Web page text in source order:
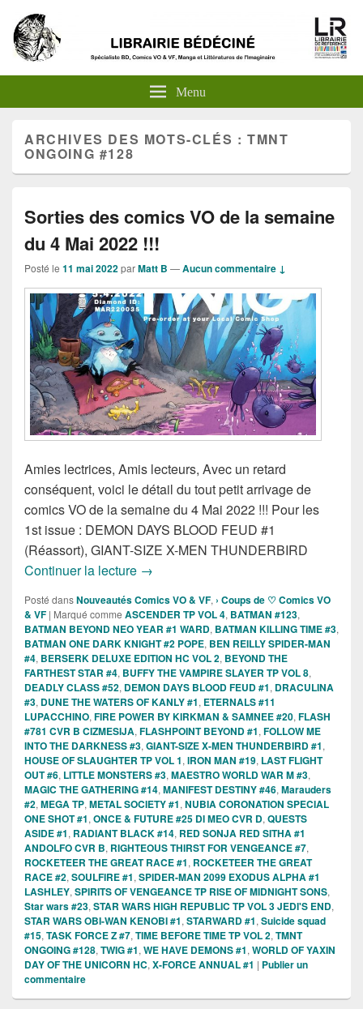
Menu
ARCHIVES DES MOTS-CLÉS :TMNT
ONGOING #128
Sorties des comics VO de la semaine
du 4 Mai 2022 !!!
Posté le 11 mai 2022parMatt B —Aucun commentaire ↓
Amies lectrices, Amis lecteurs, Avec un retard
conséquent, voici le détail du tout petit arrivage de
comics VO de la semaine du 4 Mai 2022 !!! Pour les
1st issue : DEMON DAYS BLOOD FEUD #1
(Réassort), GIANT-SIZE X-MEN THUNDERBIRD
Continuer la lecture Sorties des comics VO de la semaine
→
Posté dansNouveautés Comics VO & VF, › Coups de ♡ Comics VO
& VF | Marqué comme ASCENDER TP VOL 4, BATMAN #123,
BATMAN BEYOND NEO YEAR #1 WARD, BATMAN KILLING TIME #3,
BATMAN ONE DARK KNIGHT #2 POPE, BEN REILLY SPIDER-MAN
#4, BERSERK DELUXE EDITION HC VOL 2, BEYOND THE
FARTHEST STAR #4, BUFFY THE VAMPIRE SLAYER TP VOL 8,
DEADLY CLASS #52, DEMON DAYS BLOOD FEUD #1, DRACULINA
#3, DUNE THE WATERS OF KANLY #1, ETERNALS #11
LUPACCHINO, FIRE POWER BY KIRKMAN & SAMNEE #20, FLASH
#781 CVR B CIZMESIJA, FLASHPOINT BEYOND #1, FOLLOW ME
INTO THE DARKNESS #3, GIANT-SIZE X-MEN THUNDERBIRD #1,
HOUSE OF SLAUGHTER TP VOL 1, IRON MAN #19, LAST FLIGHT
OUT #6, LITTLE MONSTERS #3, MAESTRO WORLD WAR M #3,
MAGIC THE GATHERING #14, MANIFEST DESTINY #46, Marauders
#2, MEGA TP, METAL SOCIETY #1, NUBIA CORONATION SPECIAL
ONE SHOT #1, ONCE & FUTURE #25 DI MEO CVR D, QUESTS
ASIDE #1, RADIANT BLACK #14, RED SONJA RED SITHA #1
ANDOLFO CVR B, RIGHTEOUS THIRST FOR VENGEANCE #7,
ROCKETEER THE GREAT RACE #1, ROCKETEER THE GREAT
RACE #2, SOULFIRE #1, SPIDER-MAN 2099 EXODUS ALPHA #1
LASHLEY, SPIRITS OF VENGEANCE TP RISE OF MIDNIGHT SONS,
Star wars #23, STAR WARS HIGH REPUBLIC TP VOL 3 JEDI'S END,
STAR WARS OBI-WAN KENOBI #1, STARWARD #1, Suicide squad
#15, TASK FORCE Z #7, TIME BEFORE TIME TP VOL 2, TMNT
ONGOING #128, TWIG #1, WE HAVE DEMONS #1, WORLD OF YAXIN
DAY OF THE UNICORN HC, X-FORCE ANNUAL #1 | Publier un
commentaire